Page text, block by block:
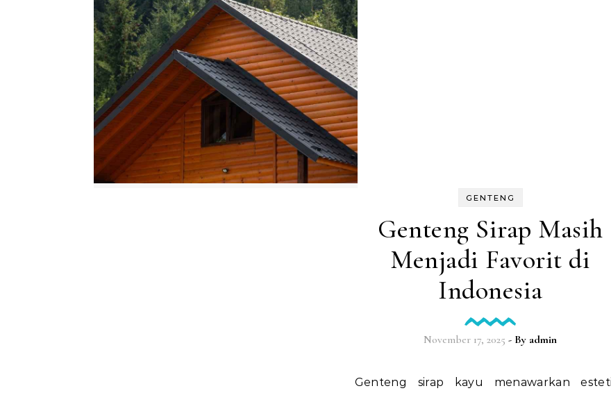
GENTENG
Genteng Sirap Masih
Menjadi Favorit di
Indonesia
November 17, 2025 - By admin
Genteng sirap kayu menawarkan estetika